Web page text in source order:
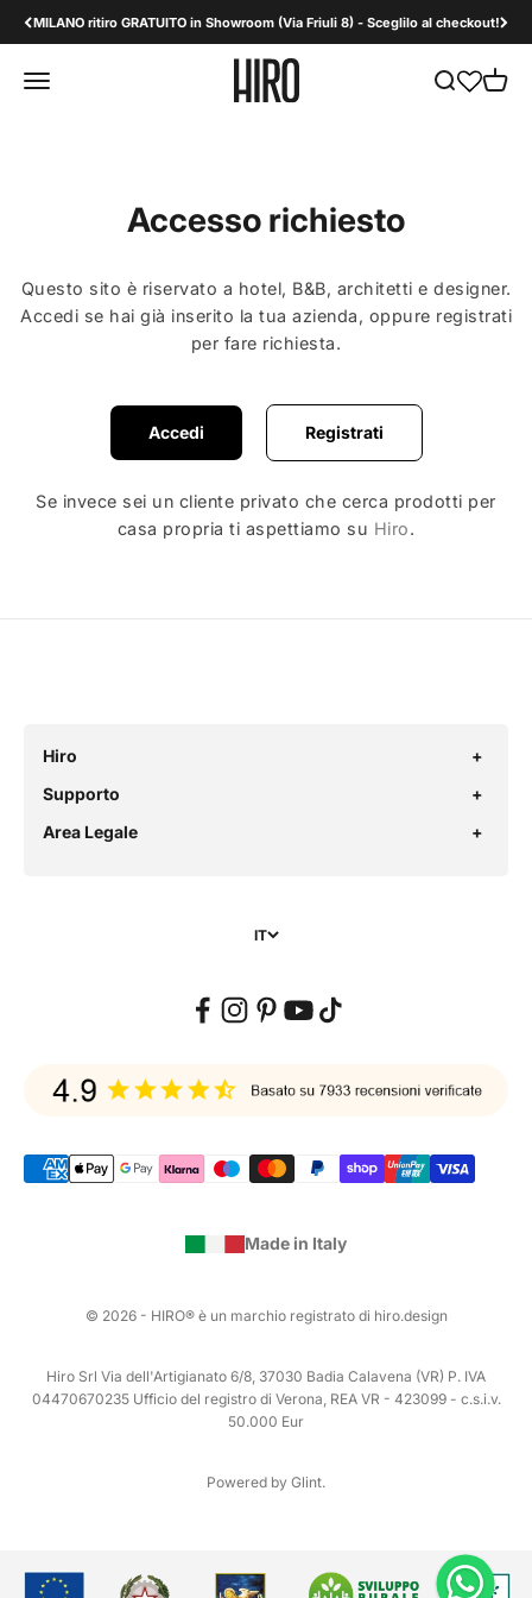
MILANO ritiro GRATUITO in Showroom (Via Friuli 8) - Sceglilo al checkout!
Apri il menu di navigazione HiroDesign B2B Mostra il
Accesso richiesto
Questo sito è riservato a hotel, B&B, architetti e designer.
Accedi se hai già inserito la tua azienda, oppure registrati
per fare richiesta.
Accedi Registrati
Se invece sei un cliente privato che cerca prodotti per
casa propria ti aspettiamo su Hiro.
Hiro
Supporto
Area Legale
IT
Made in Italy
© 2026 - HIRO® è un marchio registrato di hiro.design
Hiro Srl Via dell'Artigianato 6/8, 37030 Badia Calavena (VR) P. IVA
04470670235 Ufficio del registro di Verona, REA VR - 423099 - c.s.i.v.
50.000 Eur
Powered by Glint.